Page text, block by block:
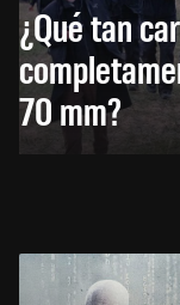
¿Qué tan
70 mm?